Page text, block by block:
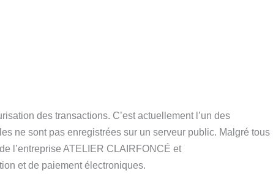
des transactions. C’est actuellement l’un des
ne sont pas enregistrées sur un serveur public. Malgré tous
l’entreprise ATELIER CLAIRFONCÉ et
et de paiement électroniques.